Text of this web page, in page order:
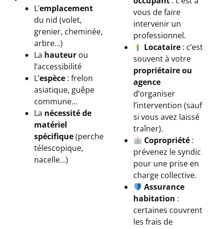
L’emplacement
du nid (volet,
grenier, cheminée,
arbre…)
La hauteur ou
l’accessibilité
L’espèce : frelon
asiatique, guêpe
commune…
La nécessité de
matériel
spécifique(perche
télescopique,
nacelle…)
vous de faire
intervenir un
professionnel.
Locataire : c’est
souvent à votre
propriétaire ou
agence
d’organiser
l’intervention (sauf
si vous avez laissé
traîner).
Copropriété :
prévenez le syndic
pour une prise en
charge collective.
Assurance
habitation :
certaines couvrent
les frais de